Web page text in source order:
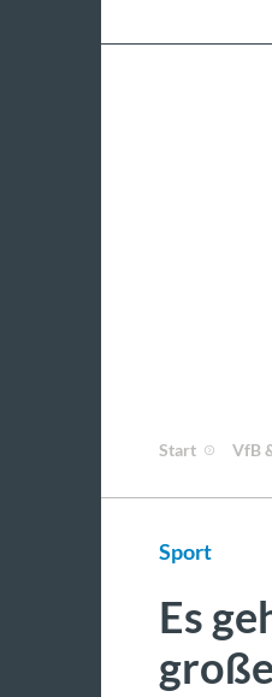
Start VfB
Sport
Es